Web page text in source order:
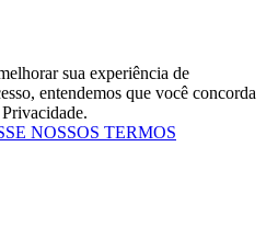
sua experiência de
entendemos que você concorda
NOSSOS TERMOS